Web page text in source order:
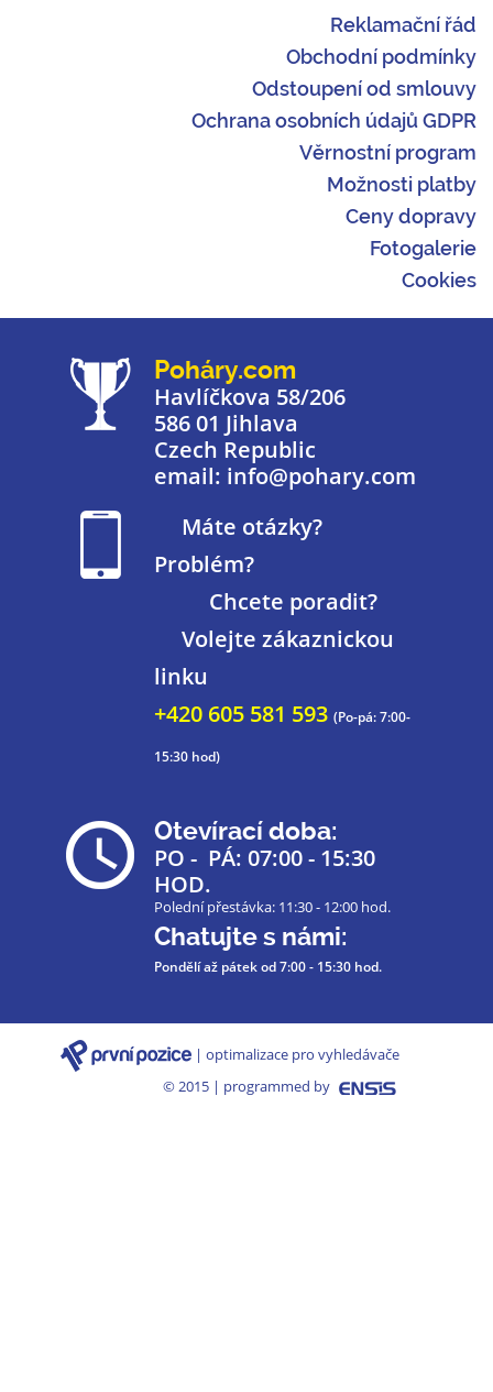
Reklamační řád
Obchodní podmínky
Odstoupení od smlouvy
Ochrana osobních údajů GDPR
Věrnostní program
Možnosti platby
Ceny dopravy
Fotogalerie
Cookies
Poháry.com
Havlíčkova 58/206
586 01 Jihlava
Czech Republic
email: info@pohary.com
Máte otázky?
Problém?
Chcete poradit?
Volejte zákaznickou
linku
+420 605 581 593 (Po-pá: 7:00-
15:30 hod)
Otevírací doba:
PO - PÁ: 07:00 - 15:30
HOD.
Polední přestávka: 11:30 - 12:00 hod.
Chatujte s námi:
Pondělí až pátekod 7:00 - 15:30 hod.
| optimalizace pro vyhledávače
© 2015 | programmed by